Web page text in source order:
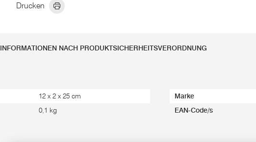
Drucken
INFORMATIONEN NACH PRODUKTSICHERHEITSVERORDNUNG
12 x 2 x 25 cm
0,1 kg
Marke
EAN-Code/s